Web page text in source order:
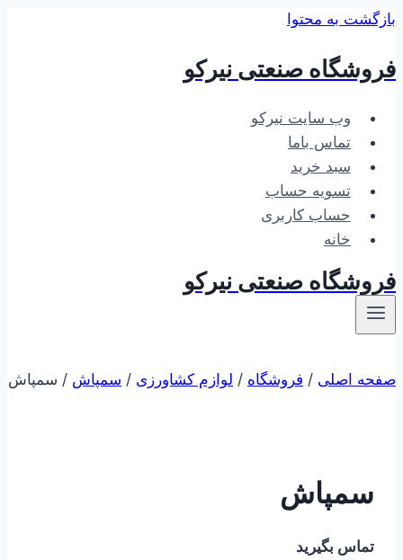
بازگشت به محتوا
فروشگاه صنعتی نیرکو
وب سایت نیرکو
تماس باما
سبد خرید
تسویه حساب
حساب کاربری
خانه
فروشگاه صنعتی نیرکو
صفحه اصلی / فروشگاه / لوازم کشاورزی / سمپاش / سمپاش
سمپاش
تماس بگیرید